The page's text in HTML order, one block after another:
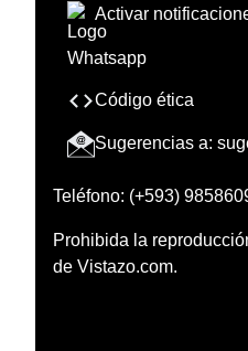
Activar
Código ética
Sugerencias a:
Teléfono: (+593)
Prohibida la
de Vistazo.com.